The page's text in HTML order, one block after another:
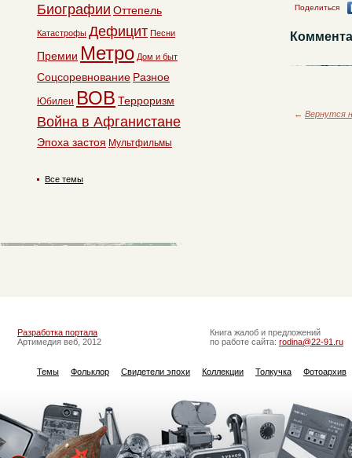
Поделиться
← Вернутся
Биографии Оттепель
Катастрофы Дефицит Песни
Премии Метро Дом и быт
Соцсоревнование Разное
Юбилеи ВОВ Терроризм
Война в Афганистане
Эпоха застоя Мультфильмы
Все темы
Разработка портала
Артимедия веб, 2012
Книга жалоб и предложений
по работе сайта: rodina@22-91.ru
Темы Фольклор Свидетели эпохи Коллекции Толкучка Фотоархив